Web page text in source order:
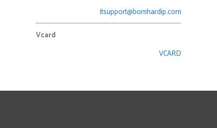
itsupport@bomhardip.com
Vcard
VCARD